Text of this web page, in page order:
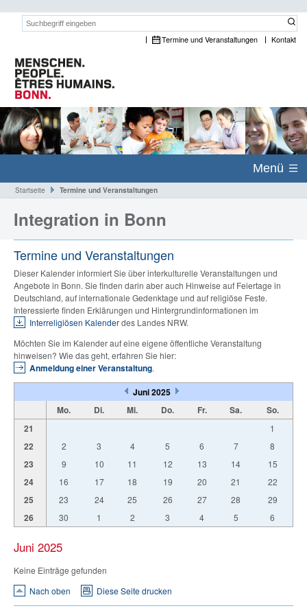
Suchwort:
Termine und Veranstaltungen Kontakt
Menü
Startseite Termine und Veranstaltungen
Integration in Bonn
Termine und Veranstaltungen
Dieser Kalender informiert Sie über interkulturelle Veranstaltungen und
Angebote in Bonn. Sie finden darin aber auch Hinweise auf Feiertage in
Deutschland, auf internationale Gedenktage und auf religiöse Feste.
Interessierte finden Erklärungen und Hintergrundinformationen im
Interreligiösen Kalenderdes Landes NRW.
Möchten Sie im Kalender auf eine eigene öffentliche Veranstaltung
hinweisen? Wie das geht, erfahren Sie hier:
Anmeldung einer Veranstaltung.
Juni 2025
Mo.
Di. Mi. Do. Fr. Sa.
So.
21
1
22 2 3 4 5 6 7 8
23 9 10 11 12 13 14 15
24 16 17 18 19 20 21 22
25 23 24 25 26 27 28 29
26 30 1 2 3 4 5 6
Juni 2025
Keine Einträge gefunden
Nach oben
Diese Seite drucken